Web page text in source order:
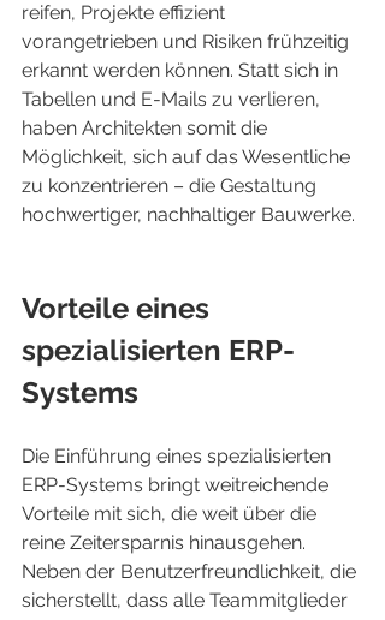
reifen, Projekte effizient
vorangetrieben und Risiken frühzeitig
erkannt werden können. Statt sich in
Tabellen und E-Mails zu verlieren,
haben Architekten somit die
Möglichkeit, sich auf das Wesentliche
zu konzentrieren – die Gestaltung
hochwertiger, nachhaltiger Bauwerke.
Vorteile eines
spezialisierten ERP-
Systems
Die Einführung eines spezialisierten
ERP-Systems bringt weitreichende
Vorteile mit sich, die weit über die
reine Zeitersparnis hinausgehen.
Neben der Benutzerfreundlichkeit, die
sicherstellt, dass alle Teammitglieder